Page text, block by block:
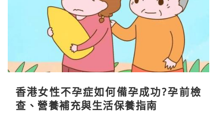
香港女性不孕症如何備孕成功?孕前檢
查、營養補充與生活保養指南